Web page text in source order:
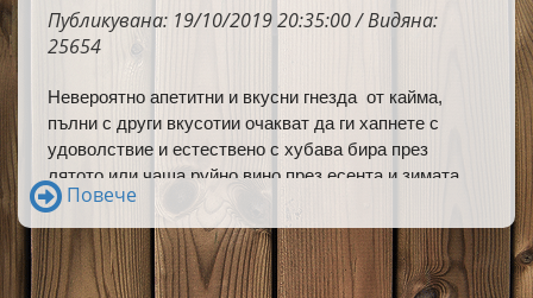
Публикувана: 19/10/2019 20:35:00 / Видяна:
25654
Невероятно апетитни и вкусни гнезда от кайма,
пълни с други вкусотии очакват да ги хапнете с
удоволствие и естествено с хубава бира през
лятото или чаша руйно вино през есента и зимата.
Повече